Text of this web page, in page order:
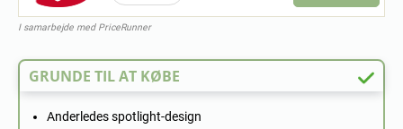
I samarbejde med PriceRunner
GRUNDE TIL AT KØBE
Anderledes spotlight-design